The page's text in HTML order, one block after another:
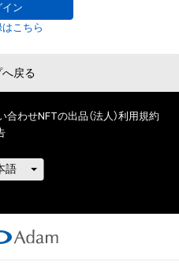
イン
こちら
へ戻る
合わせNFTの出品（法人）利用規約